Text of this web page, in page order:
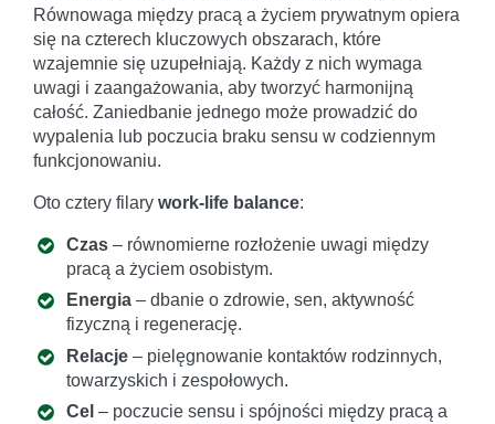
Równowaga między pracą a życiem prywatnym opiera
się na czterech kluczowych obszarach, które
wzajemnie się uzupełniają. Każdy z nich wymaga
uwagi i zaangażowania, aby tworzyć harmonijną
całość. Zaniedbanie jednego może prowadzić do
wypalenia lub poczucia braku sensu w codziennym
funkcjonowaniu.
Oto cztery filary work-life balance:
Czas – równomierne rozłożenie uwagi między
pracą a życiem osobistym.
Energia – dbanie o zdrowie, sen, aktywność
fizyczną i regenerację.
Relacje – pielęgnowanie kontaktów rodzinnych,
towarzyskich i zespołowych.
Cel – poczucie sensu i spójności między pracą a